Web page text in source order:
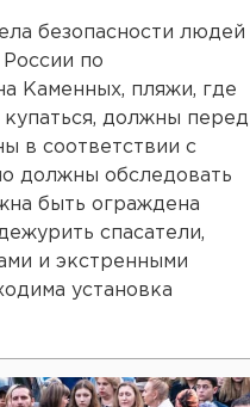
безопасности людей
по
Каменных, пляжи, где
должны перед
в соответствии с
должны обследовать
быть ограждена
спасатели,
и экстренными
установка